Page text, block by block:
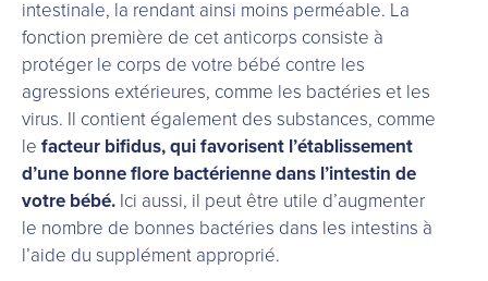
intestinale, la rendant ainsi moins perméable. La
fonction première de cet anticorps consiste à
protéger le corps de votre bébé contre les
agressions extérieures, comme les bactéries et les
virus. Il contient également des substances, comme
le facteur bifidus, qui favorisent l’établissement
d’une bonne flore bactérienne dans l’intestin de
votre bébé. Ici aussi, il peut être utile d’augmenter
le nombre de bonnes bactéries dans les intestins à
l’aide du supplément approprié.